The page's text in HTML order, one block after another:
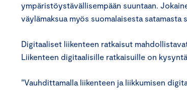
ympäristöystävällisempään suuntaan.
väylämaksua myös suomalaisesta satamasta
Digitaaliset liikenteen ratkaisut
Liikenteen digitaalisille ratkaisuille on
”Vauhdittamalla liikenteen ja liikkumisen